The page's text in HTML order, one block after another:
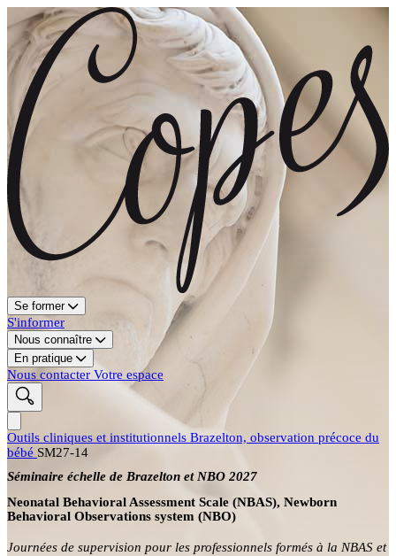
Se former
S'informer
Nous connaître
En pratique
Nous contacter Votre espace
Outils cliniques et institutionnels Brazelton, observation précoce du
bébé SM27-14
Séminaire échelle de Brazelton et NBO 2027
Neonatal Behavioral Assessment Scale (NBAS), Newborn
Behavioral Observations system (NBO)
Journées de supervision pour les professionnels formés à la NBAS et